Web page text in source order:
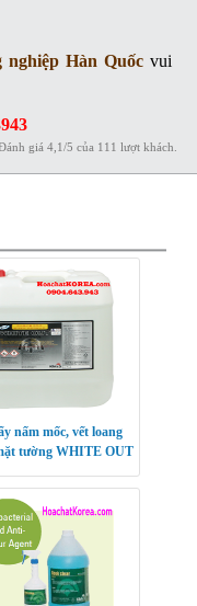
nghiệp Hàn Quốcvui
giá 4,1/5 của 111 lượt khách.
nấm mốc, vết loang
tường WHITE OUT